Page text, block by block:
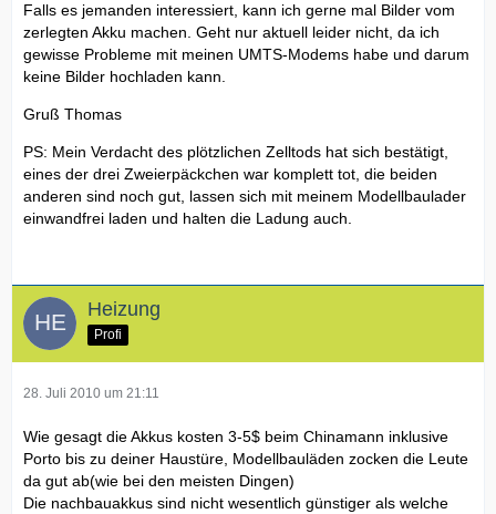
Falls es jemanden interessiert, kann ich gerne mal Bilder vom
zerlegten Akku machen. Geht nur aktuell leider nicht, da ich
gewisse Probleme mit meinen UMTS-Modems habe und darum
keine Bilder hochladen kann.
Gruß Thomas
PS: Mein Verdacht des plötzlichen Zelltods hat sich bestätigt,
eines der drei Zweierpäckchen war komplett tot, die beiden
anderen sind noch gut, lassen sich mit meinem Modellbaulader
einwandfrei laden und halten die Ladung auch.
Heizung
Profi
28. Juli 2010 um 21:11
Wie gesagt die Akkus kosten 3-5$ beim Chinamann inklusive
Porto bis zu deiner Haustüre, Modellbauläden zocken die Leute
da gut ab(wie bei den meisten Dingen)
Die nachbauakkus sind nicht wesentlich günstiger als welche